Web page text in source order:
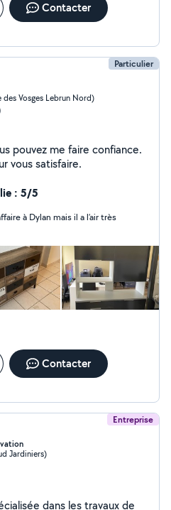
Contacter
Particulier
des Vosges Lebrun Nord)
pouvez me faire confiance.
vous satisfaire.
: 5/5
à Dylan mais il a l’air très
Contacter
Entreprise
Jardiniers)
dans les travaux de